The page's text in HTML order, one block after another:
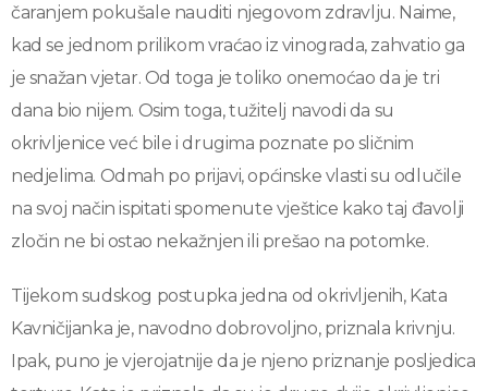
čaranjem pokušale nauditi njegovom zdravlju. Naime,
kad se jednom prilikom vraćao iz vinograda, zahvatio ga
je snažan vjetar. Od toga je toliko onemoćao da je tri
dana bio nijem. Osim toga, tužitelj navodi da su
okrivljenice već bile i drugima poznate po sličnim
nedjelima. Odmah po prijavi, općinske vlasti su odlučile
na svoj način ispitati spomenute vještice kako taj đavolji
zločin ne bi ostao nekažnjen ili prešao na potomke.
Tijekom sudskog postupka jedna od okrivljenih, Kata
Kavničijanka je, navodno dobrovoljno, priznala krivnju.
Ipak, puno je vjerojatnije da je njeno priznanje posljedica